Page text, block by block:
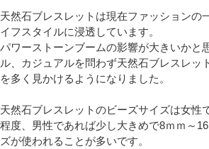
天然石ブレスレットは現在ファッションの
イフスタイルに浸透しています。
パワーストーンブームの影響が大きいかと
ル、カジュアルを問わず天然石ブレスレッ
を多く見かけるようになりました。
天然石ブレスレットのビーズサイズは女性
程度、男性であれば少し大きめで8ｍｍ～
ズが使われることが多いです。